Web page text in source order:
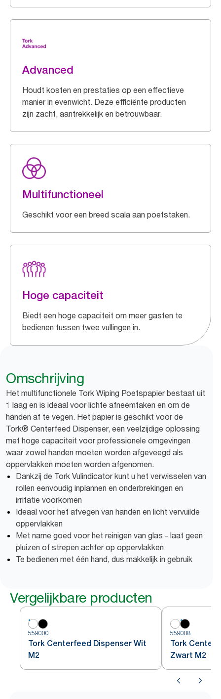
Advanced
Houdt kosten en prestaties op een effectieve
manier in evenwicht. Deze efficiënte producten
zijn zacht, aantrekkelijk en betrouwbaar.
Multifunctioneel
Geschikt voor een breed scala aan poetstaken.
Hoge capaciteit
Biedt een hoge capaciteit om meer gasten te
bedienen tussen twee vullingen in.
Omschrijving
Het multifunctionele Tork Wiping Poetspapier bestaat uit
1 laag en is ideaal voor lichte afneemtaken en om de
handen af te vegen. Het papier is geschikt voor de
Tork® Centerfeed Dispenser, een veelzijdige oplossing
met hoge capaciteit voor professionele omgevingen
waar zowel handen moeten worden afgeveegd als
oppervlakken moeten worden afgenomen.
Dankzij de Tork Vulindicator kunt u het verwisselen van
rollen eenvoudig inplannen en onderbrekingen en
irritatie voorkomen
Ideaal voor het afvegen van handen en licht vervuilde
oppervlakken
Met name goed voor het reinigen van glas - laat geen
pluizen of strepen achter op oppervlakken
Te bedienen met één hand, dus makkelijk in gebruik
Vergelijkbare producten
559000
Tork Centerfeed Dispenser Wit
M2
559008
Tork
Zwart M2